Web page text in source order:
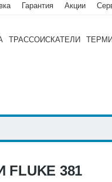
Гарантия Акции
ТРАССОИСКАТЕЛИ
381